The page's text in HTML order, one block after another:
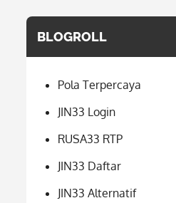
BLOGROLL
Pola Terpercaya
JIN33 Login
RUSA33 RTP
JIN33 Daftar
JIN33 Alternatif